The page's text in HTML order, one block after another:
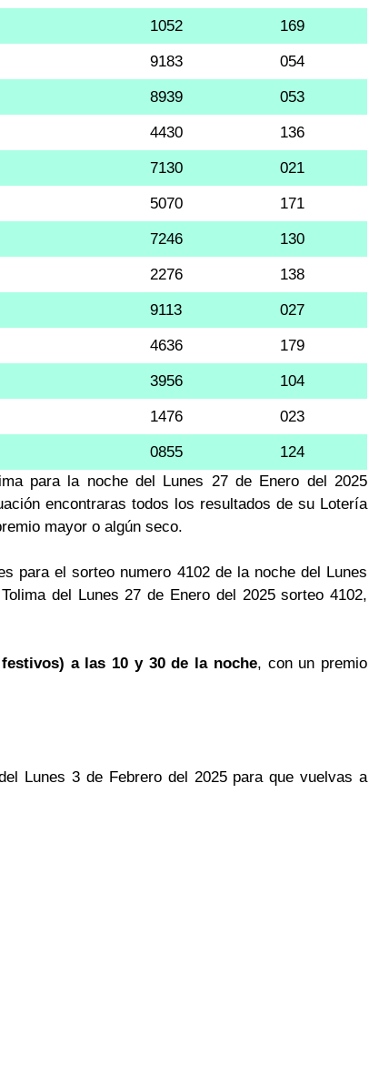
1052 169
9183 054
8939 053
4430 136
7130 021
5070 171
7246 130
2276 138
9113 027
4636 179
3956 104
1476 023
0855
124
para la noche del Lunes 27 de Enero del 2025
encontraras todos los resultados de su Lotería
mayor o algún seco.
para el sorteo numero 4102 de la noche del Lunes
del Lunes 27 de Enero del 2025 sorteo 4102,
a las 10 y 30 de la noche, con un premio
Lunes 3 de Febrero del 2025 para que vuelvas a